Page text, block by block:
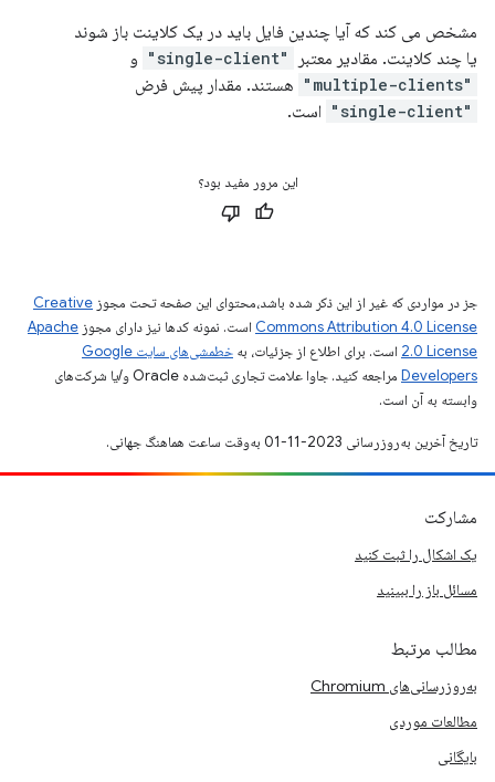
مشخص می کند که آیا چندین فایل باید در یک کلاینت باز شوند
یا چند کلاینت. مقادیر معتبر
"single-client" و
"multiple-clients" هستند. مقدار پیش فرض
"single-client" است.
این مرور مفید بود؟
جز در مواردی که غیر از این ذکر شده باشد،‌محتوای این صفحه تحت مجوز Creative
Commons Attribution 4.0 License است. نمونه کدها نیز دارای مجوز Apache
2.0 License است. برای اطلاع از جزئیات، به
خطمشی‌های سایت Google
Developers‏
مراجعه کنید. جاوا علامت تجاری ثبت‌شده Oracle و/یا شرکت‌های
وابسته به آن است.
تاریخ آخرین به‌روزرسانی 2023-11-01 به‌وقت ساعت هماهنگ جهانی.
مشارکت
یک اشکال را ثبت کنید
مسائل باز را ببینید
مطالب مرتبط
به‌روزرسانی‌های Chromium
مطالعات موردی
بایگانی